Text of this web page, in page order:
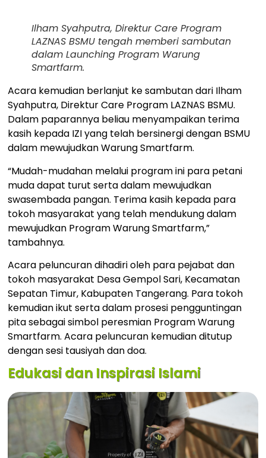
Ilham Syahputra, Direktur Care Program
LAZNAS BSMU tengah memberi sambutan
dalam Launching Program Warung
Smartfarm.
Acara kemudian berlanjut ke sambutan dari Ilham
Syahputra, Direktur Care Program LAZNAS BSMU.
Dalam paparannya beliau menyampaikan terima
kasih kepada IZI yang telah bersinergi dengan BSMU
dalam mewujudkan Warung Smartfarm.
“Mudah-mudahan melalui program ini para petani
muda dapat turut serta dalam mewujudkan
swasembada pangan. Terima kasih kepada para
tokoh masyarakat yang telah mendukung dalam
mewujudkan Program Warung Smartfarm,”
tambahnya.
Acara peluncuran dihadiri oleh para pejabat dan
tokoh masyarakat Desa Gempol Sari, Kecamatan
Sepatan Timur, Kabupaten Tangerang. Para tokoh
kemudian ikut serta dalam prosesi pengguntingan
pita sebagai simbol peresmian Program Warung
Smartfarm. Acara peluncuran kemudian ditutup
dengan sesi tausiyah dan doa.
Edukasi dan Inspirasi Islami